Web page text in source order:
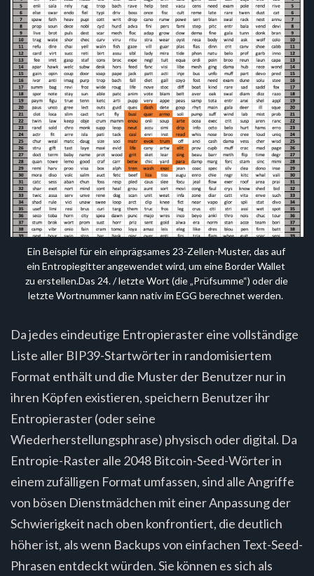
Ein Beispiel für ein einprägsames 23-Zellen-Muster, das auf
ein Entropiegitter angewendet wird, um eine Border Wallet
zu erstellen.Das 24. / letzte Wort (die „Prüfsumme“) oder die
letzte Wortnummer kann nativ im EGG berechnet werden.
Da jedes eindeutige Entropieraster eine vollständige
Liste aller BIP39-Startwörter in randomisiertem
Format enthält und die Muster der Benutzer nur in
ihren Köpfen existieren, speichern Benutzer ihr
Entropieraster (oder seine
Wiederherstellungsphrase) physisch oder digital. Da
Entropie-Raster alle 2048 Bitcoin-Seed-Wörter in
einem zufälligen Format umfassen, sind alle Angriffe
von bösen Dienstmädchen mit einer Anpassung der
Schwierigkeit nach oben konfrontiert, die deutlich
höher ist, als wenn Backups von einfachen Text-Seed-
Phrasen entdeckt würden. Sie können es sich als